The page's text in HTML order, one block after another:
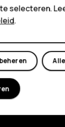
selecteren.
.